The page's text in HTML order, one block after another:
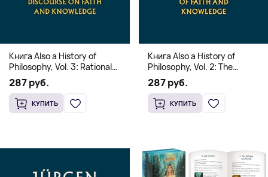
Книга Also a History of
Philosophy, Vol. 3: Rational
Freedom. Traces of the
Discourse on Faith and
Knowledge (Твердый
переплет)
287 руб.
КУПИТЬ
Книга Also a History of
Philosophy, Vol. 2: The
Occidental Constellation of
Faith and Knowledge
(Твердый переплет)
287 руб.
КУПИТЬ